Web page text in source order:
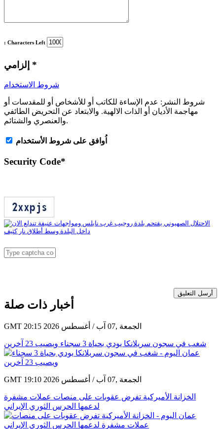
: Characters Left
*
شروط الاستخدام
شروط النشر: عدم الإساءة للكاتب أو للأشخاص أو للمقدسات أو
مهاجمة الأديان أو الذات الالهية. والابتعاد عن التحريض الطائفي
والعنصري والشتائم.
اُوافق على شروط الأستخدام
Security Code*
أرسل التعليق
أخبار ذات صلة
GMT 20:15 2026 الجمعة ,07 آب / أغسطس
شغب في سجون سريلانكا يودي بحياة 3 سجناء ويصيب 23 آخرين
GMT 19:10 2026 الجمعة ,07 آب / أغسطس
الخزانة الأميركية تفرض عقوبات على منصات عملات مشفرة
لدعمها الحرس الثوري الإيراني